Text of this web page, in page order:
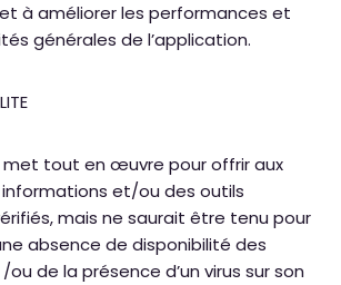
à améliorer les performances et
générales de l’application.
met tout en œuvre pour offrir aux
et/ou des outils
mais ne saurait être tenu pour
absence de disponibilité des
de la présence d’un virus sur son